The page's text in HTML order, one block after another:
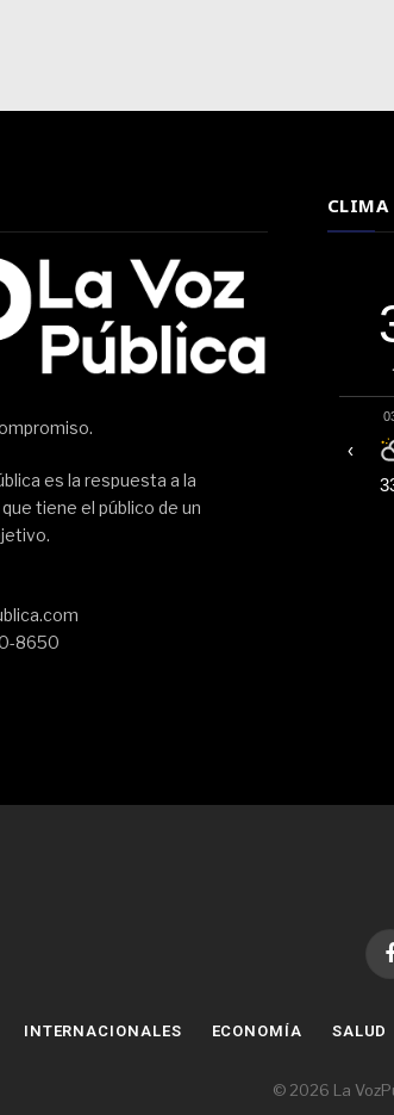
es la respuesta a la
tiene el público de un
8650
CLIMA
‹
INTERNACIONALES ECONOMÍA SALUD
© 2026 La